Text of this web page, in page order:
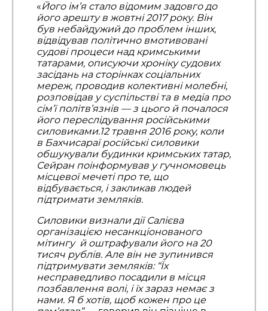
«Його ім’я стало відомим задовго до
його арешту в жовтні 2017 року. Він
був небайдужий до проблем інших,
відвідував політично вмотивовані
судові процеси над кримськими
татарами, описуючи хроніку судових
засідань на сторінках соціальних
мереж, проводив колективні молебні,
розповідав у суспільстві та в медіа про
сім’ї політв’язнів — з цього й почалося
його переслідування російськими
силовиками.12 травня 2016 року, коли
в Бахчисараї російські силовики
обшукували будинки кримських татар,
Сейран поінформував у гучномовець
місцевої мечеті про те, що
відбувається, і закликав людей
підтримати земляків.
Силовики визнали дії Салієва
організацією несанкціонованого
мітингу й оштрафували його на 20
тисяч рублів. Але він не зупинився
підтримувати земляків: “Їх
несправедливо посадили в місця
позбавлення волі, і їх зараз немає з
нами. Я б хотів, щоб кожен про це